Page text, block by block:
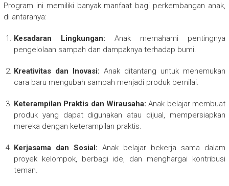
Program ini memiliki banyak manfaat bagi perkembangan anak,
di antaranya:
Kesadaran Lingkungan: Anak memahami pentingnya
pengelolaan sampah dan dampaknya terhadap bumi.
Kreativitas dan Inovasi: Anak ditantang untuk menemukan
cara baru mengubah sampah menjadi produk bernilai.
Keterampilan Praktis dan Wirausaha: Anak belajar membuat
produk yang dapat digunakan atau dijual, mempersiapkan
mereka dengan keterampilan praktis.
Kerjasama dan Sosial: Anak belajar bekerja sama dalam
proyek kelompok, berbagi ide, dan menghargai kontribusi
teman.